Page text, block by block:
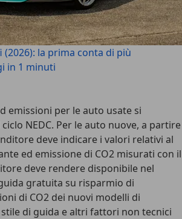
(2026): la prima conta di più
in 1 minuti
emissioni per le auto usate si
NEDC. Per le auto nuove, a partire
deve indicare i valori relativi al
ed emissione di CO2 misurati con il
deve rendere disponibile nel
gratuita su risparmio di
di CO2 dei nuovi modelli di
di guida e altri fattori non tecnici